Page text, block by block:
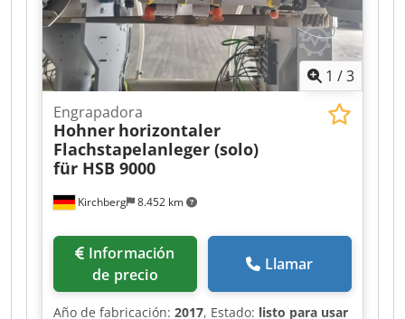
1 /3
Kirchberg 8.452 km
Engrapadora
Hohner horizontaler
Flachstapelanleger (solo)
für HSB 9000
de precio
Llamar
Año de fabricación: 2017, Estado: listo para usar